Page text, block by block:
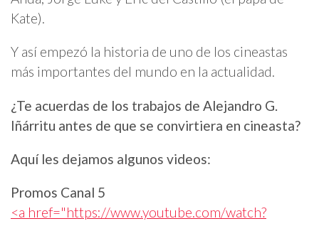
Kate).
Y así empezó la historia de uno de los cineastas
más importantes del mundo en la actualidad.
¿Te acuerdas de los trabajos de Alejandro G.
Iñárritu antes de que se convirtiera en cineasta?
Aquí les dejamos algunos videos:
Promos Canal 5
<a href="https://www.youtube.com/watch?